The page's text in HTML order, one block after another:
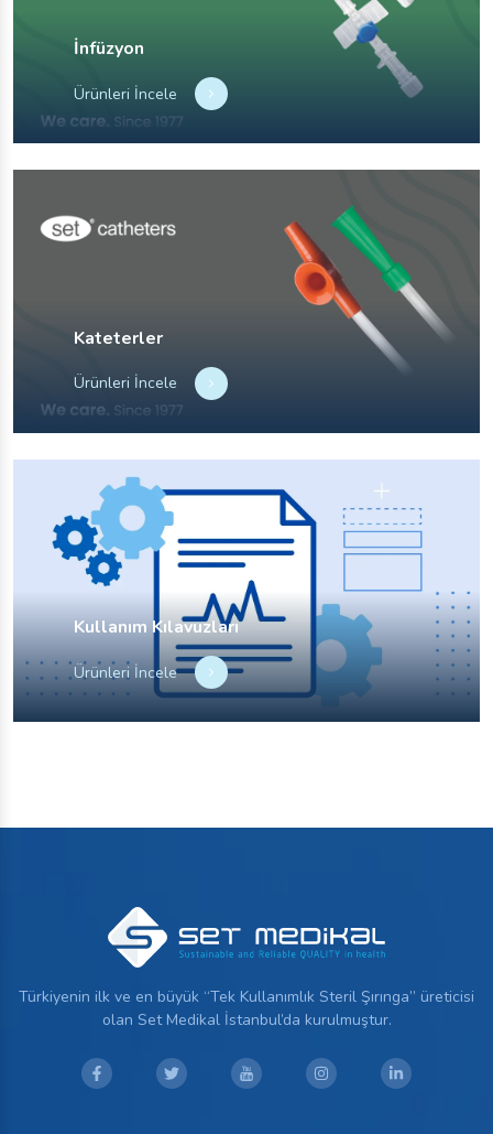
12 ARABHEALTH 2021
16
Mart
EXPOMED 2020
EXPOMED 2020
Devamını Oku
28
12
Kasım
MEDİCA 2018
MEDİCA 2018
İnfüzyon
Ürünleri İncele
Kateterler
Ürünleri İncele
Kullanım Kılavuzları
Ürünleri İncele
Türkiyenin ilk ve en büyük “Tek Kullanımlık Steril Şırınga” üreticisi
olan Set Medikal İstanbul’da kurulmuştur.